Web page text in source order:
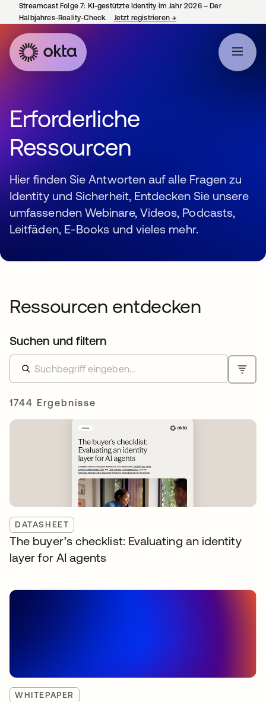
Streamcast Folge 7: KI-gestützte Identity im Jahr 2026 – Der
Halbjahres-Reality-Check.
Jetzt registrieren→
Erforderliche
Ressourcen
Hier finden Sie Antworten auf alle Fragen zu
Identity und Sicherheit, Entdecken Sie unsere
umfassenden Webinare, Videos, Podcasts,
Leitfäden, E-Books und vieles mehr.
Ressourcen entdecken
Suchen und filtern
1744 Ergebnisse
DATASHEET
The buyer’s checklist: Evaluating an identity
layer for AI agents
WHITEPAPER